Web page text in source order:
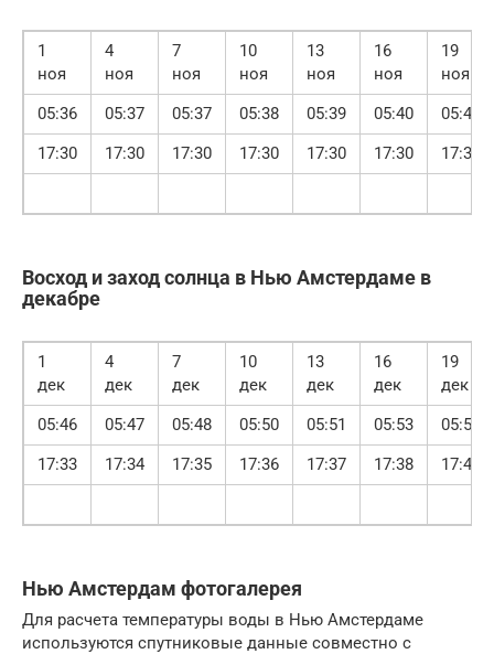
1
ноя
4
ноя
7
ноя
10
ноя
13
ноя
16
ноя
19
ноя
05:36
05:37 05:37 05:38 05:39 05:40
05:41
17:30
17:30 17:30 17:30 17:30 17:30 17:30
Восход и заход солнца в Нью Амстердаме в
декабре
1
дек
4
дек
7
дек
10
дек
13
дек
16
дек
19
дек
05:46
05:47 05:48 05:50 05:51 05:53
05:54
17:33
17:34 17:35 17:36 17:37 17:38 17:40
Нью Амстердам фотогалерея
Для расчета температуры воды в Нью Амстердаме
используются спутниковые данные совместно с